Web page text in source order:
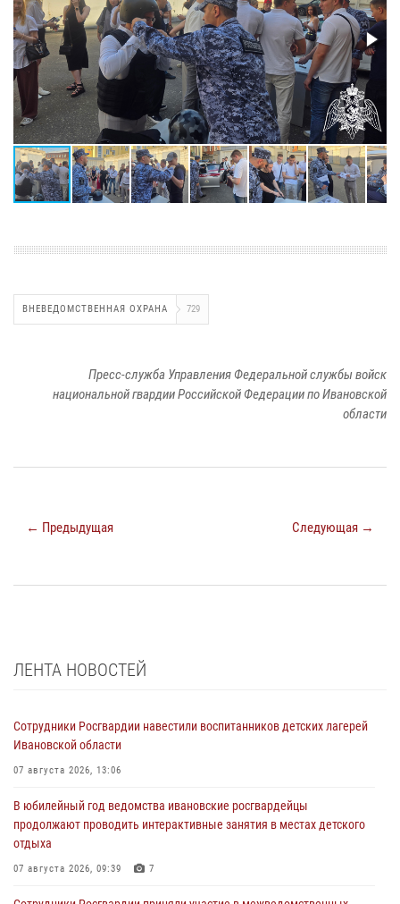
ВНЕВЕДОМСТВЕННАЯ ОХРАНА 729
Пресс-служба Управления Федеральной службы войск
национальной гвардии Российской Федерации по Ивановской
области
← Предыдущая Следующая →
ЛЕНТА НОВОСТЕЙ
Сотрудники Росгвардии навестили воспитанников детских лагерей
Ивановской области
07 августа 2026, 13:06
В юбилейный год ведомства ивановские росгвардейцы
продолжают проводить интерактивные занятия в местах детского
отдыха
07 августа 2026, 09:39 7